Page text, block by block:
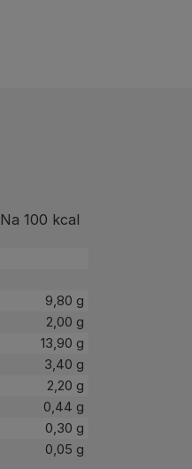
Na 100 kcal
9,80 g
2,00 g
13,90 g
3,40 g
2,20 g
0,44 g
0,30 g
0,05 g